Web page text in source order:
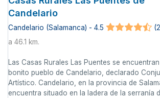
Candelario
Candelario (Salamanca) - 4.5
a 46.1 km.
Las Casas Rurales Las Puentes se
bonito pueblo de Candelario, declarado
Artístico. Candelario, en la provincia de
encuentra situado en la ladera de la serranía